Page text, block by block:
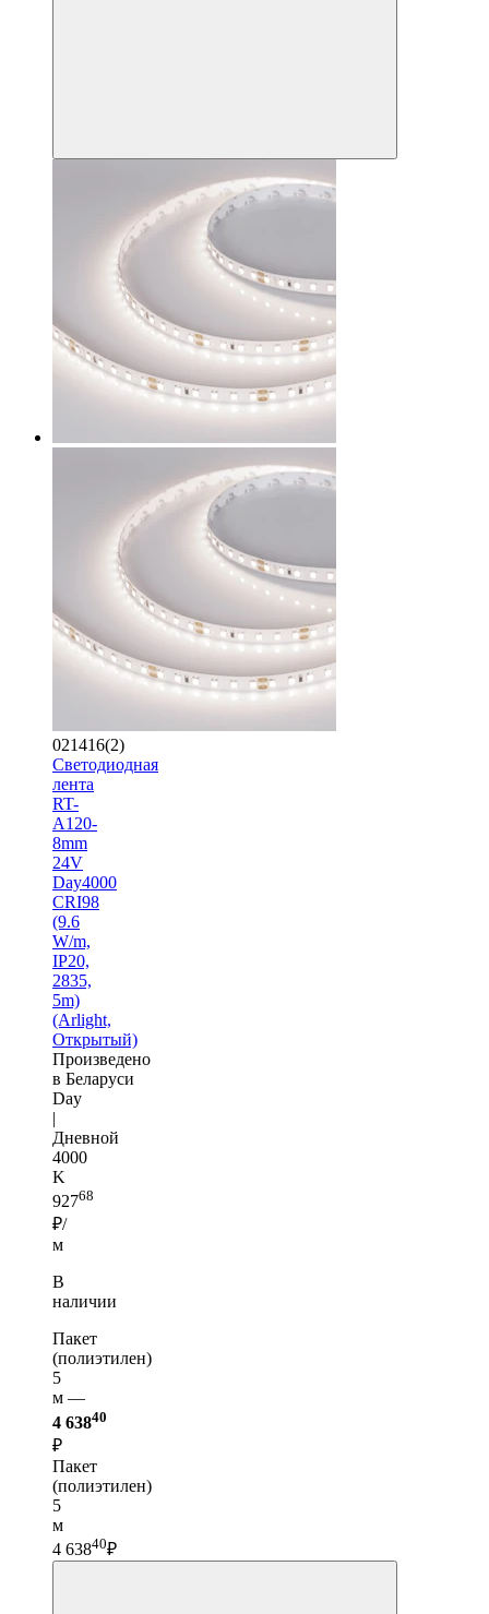
021416(2)
Светодиодная
лента
RT-
A120-
8mm
24V
Day4000
CRI98
(9.6
W/m,
IP20,
2835,
5m)
(Arlight,
Открытый)
Произведено
в Беларуси
Day
|
Дневной
4000
K
92768
₽/
м
В
наличии
Пакет
(полиэтилен)
5
м —
4 63840
₽
Пакет
(полиэтилен)
5
м
4 63840₽